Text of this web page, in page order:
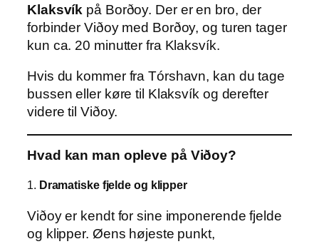
Klaksvík på Borðoy. Der er en bro, der
forbinder Viðoy med Borðoy, og turen tager
kun ca. 20 minutter fra Klaksvík.
Hvis du kommer fra Tórshavn, kan du tage
bussen eller køre til Klaksvík og derefter
videre til Viðoy.
Hvad kan man opleve på Viðoy?
1. Dramatiske fjelde og klipper
Viðoy er kendt for sine imponerende fjelde
og klipper. Øens højeste punkt,